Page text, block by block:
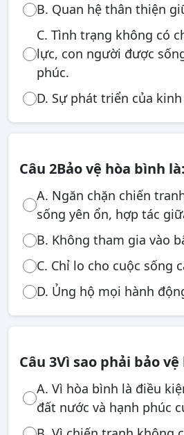
B. Quan hệ thân thiện
C. Tình trạng không có
lực, con người được
phúc.
D. Sự phát triển của
Câu 2Bảo vệ hòa bình là:
A. Ngăn chặn chiến
sống yên ổn, hợp tác
B. Không tham gia vào
C. Chỉ lo cho cuộc sống
D. Ủng hộ mọi hành
Câu 3Vì sao phải bảo
A. Vì hòa bình là điều
đất nước và hạnh phúc